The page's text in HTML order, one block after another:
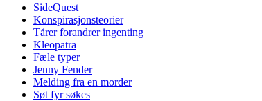
SideQuest
Konspirasjonsteorier
Tårer forandrer ingenting
Kleopatra
Fæle typer
Jenny Fender
Melding fra en morder
Søt fyr søkes